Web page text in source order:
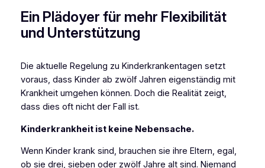
Ein Plädoyer für mehr Flexibilität
und Unterstützung
Die aktuelle Regelung zu Kinderkrankentagen setzt
voraus, dass Kinder ab zwölf Jahren eigenständig mit
Krankheit umgehen können. Doch die Realität zeigt,
dass dies oft nicht der Fall ist.
Kinderkrankheit ist keine Nebensache.
Wenn Kinder krank sind, brauchen sie ihre Eltern, egal,
ob sie drei, sieben oder zwölf Jahre alt sind. Niemand